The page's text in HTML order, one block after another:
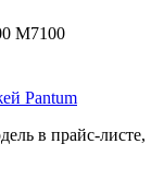
M7100
Pantum
в прайс-листе,